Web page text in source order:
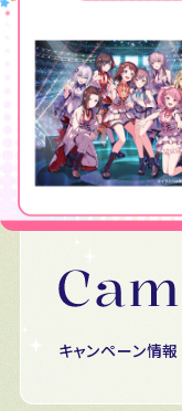
キャンペーン情報